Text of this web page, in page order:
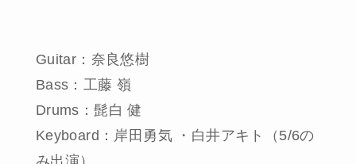
Guitar：奈良悠樹
Bass：工藤 嶺
Drums：髭白 健
Keyboard：岸田勇気 ・白井アキト（5/6の
み出演）